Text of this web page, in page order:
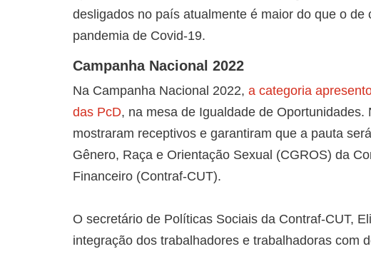
desligados no país atualmente é maior do que o
pandemia de Covid-19.
Campanha Nacional 2022
Na Campanha Nacional 2022, a categoria
das PcD, na mesa de Igualdade de
mostraram receptivos e garantiram que a pauta
Gênero, Raça e Orientação Sexual (CGROS) da
Financeiro (Contraf-CUT).
O secretário de Políticas Sociais da Contraf-CUT,
integração dos trabalhadores e trabalhadoras com